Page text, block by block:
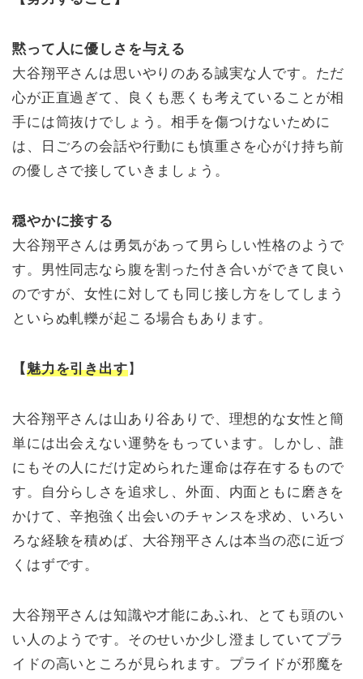
黙って人に優しさを与える
大谷翔平さんは思いやりのある誠実な人です。ただ
心が正直過ぎて、良くも悪くも考えていることが相
手には筒抜けでしょう。相手を傷つけないために
は、日ごろの会話や行動にも慎重さを心がけ持ち前
の優しさで接していきましょう。
穏やかに接する
大谷翔平さんは勇気があって男らしい性格のようで
す。男性同志なら腹を割った付き合いができて良い
のですが、女性に対しても同じ接し方をしてしまう
といらぬ軋轢が起こる場合もあります。
【魅力を引き出す】
大谷翔平さんは山あり谷ありで、理想的な女性と簡
単には出会えない運勢をもっています。しかし、誰
にもその人にだけ定められた運命は存在するもので
す。自分らしさを追求し、外面、内面ともに磨きを
かけて、辛抱強く出会いのチャンスを求め、いろい
ろな経験を積めば、大谷翔平さんは本当の恋に近づ
くはずです。
大谷翔平さんは知識や才能にあふれ、とても頭のい
い人のようです。そのせいか少し澄ましていてプラ
イドの高いところが見られます。プライドが邪魔を